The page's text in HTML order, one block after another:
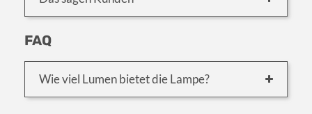
FAQ
Wie viel Lumen bietet die Lampe?